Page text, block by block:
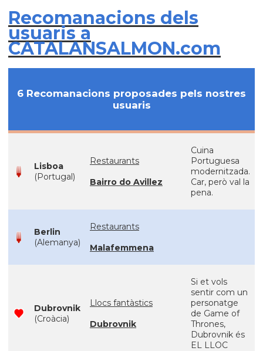
Recomanacions dels
usuaris a
CATALANSALMON.com
6 Recomanacions proposades pels nostres
usuaris
Lisboa
(Portugal)
Restaurants
Bairro do Avillez
Cuina
Portuguesa
modernitzada.
Car, però val la
pena.
Berlin
(Alemanya)
Restaurants
Malafemmena
Dubrovnik
(Croàcia)
Llocs fantàstics
Dubrovnik
Si et vols
sentir com un
personatge
de Game of
Thrones,
Dubrovnik és
EL LLOC